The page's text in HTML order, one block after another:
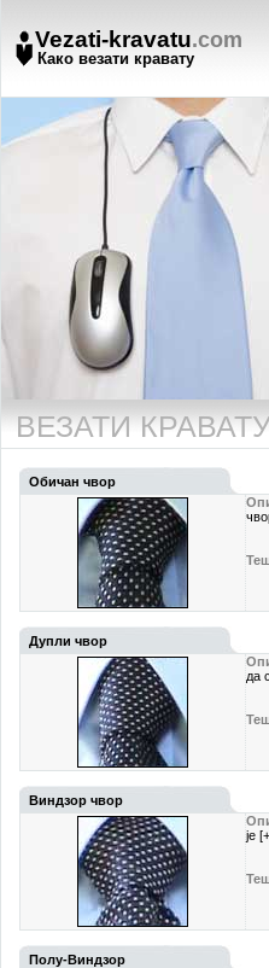
Vezati-kravatu.com
Како везати кравату
ВЕЗАТИ
Обичан чвор
Дупли чвор
да
Виндзор чвор
је
Полу-Виндзор